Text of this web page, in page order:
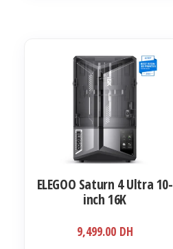
ELEGOO Saturn 4 Ultra 10-
inch 16K
9,499.00 DH